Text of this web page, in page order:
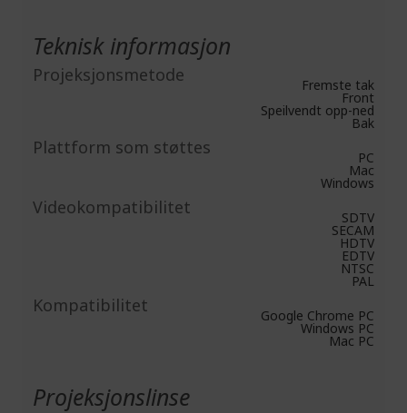
Teknisk informasjon
Projeksjonsmetode Fremste tak
Front
Speilvendt opp-ned
Bak
Plattform som støttes PC
Mac
Windows
Videokompatibilitet SDTV
SECAM
HDTV
EDTV
NTSC
PAL
Kompatibilitet Google Chrome PC
Windows PC
Mac PC
Projeksjonslinse